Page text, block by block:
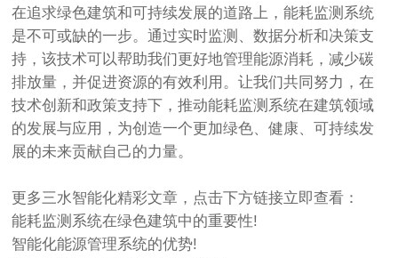
在追求绿色建筑和可持续发展的道路上，能耗监测系统
是不可或缺的一步。通过实时监测、数据分析和决策支
持，该技术可以帮助我们更好地管理能源消耗，减少碳
排放量，并促进资源的有效利用。让我们共同努力，在
技术创新和政策支持下，推动能耗监测系统在建筑领域
的发展与应用，为创造一个更加绿色、健康、可持续发
展的未来贡献自己的力量。
更多三水智能化精彩文章，点击下方链接立即查看：
能耗监测系统在绿色建筑中的重要性!
智能化能源管理系统的优势!